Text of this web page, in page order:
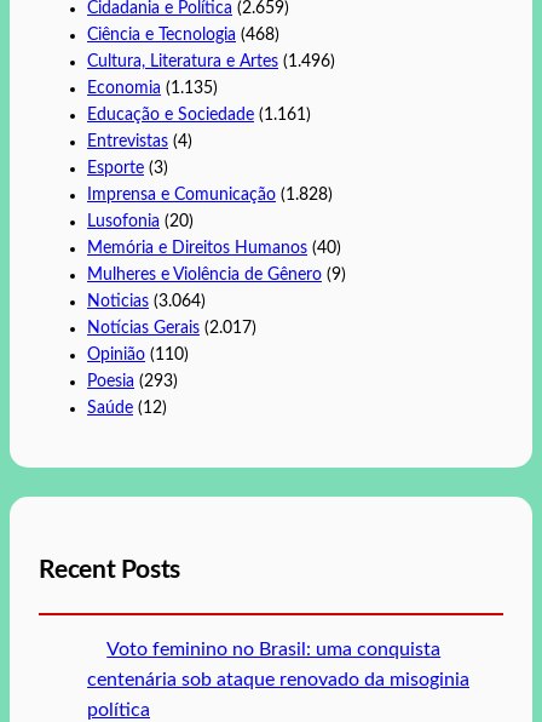
Cidadania e Política (2.659)
Ciência e Tecnologia (468)
Cultura, Literatura e Artes (1.496)
Economia (1.135)
Educação e Sociedade (1.161)
Entrevistas (4)
Esporte (3)
Imprensa e Comunicação (1.828)
Lusofonia (20)
Memória e Direitos Humanos (40)
Mulheres e Violência de Gênero (9)
Noticias (3.064)
Notícias Gerais (2.017)
Opinião (110)
Poesia (293)
Saúde (12)
Recent Posts
Voto feminino no Brasil: uma conquista
centenária sob ataque renovado da misoginia
política